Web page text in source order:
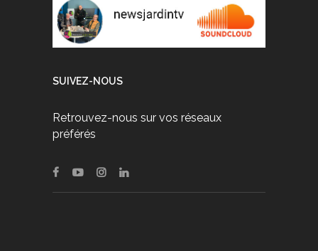
SUIVEZ-NOUS
Retrouvez-nous sur vos réseaux
préférés